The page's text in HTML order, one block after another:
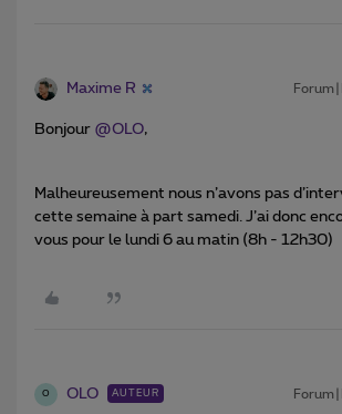
Maxime R
Bonjour @OLO,
Malheureusement nous n’avons pas
cette semaine à part samedi. J’ai donc
vous pour le lundi 6 au matin (8h - 12h30)
O OLO AUTEUR